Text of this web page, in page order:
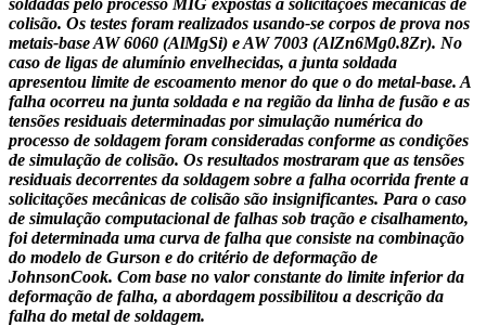
colisão. Os testes foram realizados usando-se corpos de prova nos
metais-base AW 6060 (AlMgSi) e AW 7003 (AlZn6Mg0.8Zr). No
caso de ligas de alumínio envelhecidas, a junta soldada
apresentou limite de escoamento menor do que o do metal-base. A
falha ocorreu na junta soldada e na região da linha de fusão e as
tensões residuais determinadas por simulação numérica do
processo de soldagem foram consideradas conforme as condições
de simulação de colisão. Os resultados mostraram que as tensões
residuais decorrentes da soldagem sobre a falha ocorrida frente a
solicitações mecânicas de colisão são insignificantes. Para o caso
de simulação computacional de falhas sob tração e cisalhamento,
foi determinada uma curva de falha que consiste na combinação
do modelo de Gurson e do critério de deformação de
JohnsonCook. Com base no valor constante do limite inferior da
deformação de falha, a abordagem possibilitou a descrição da
falha do metal de soldagem.